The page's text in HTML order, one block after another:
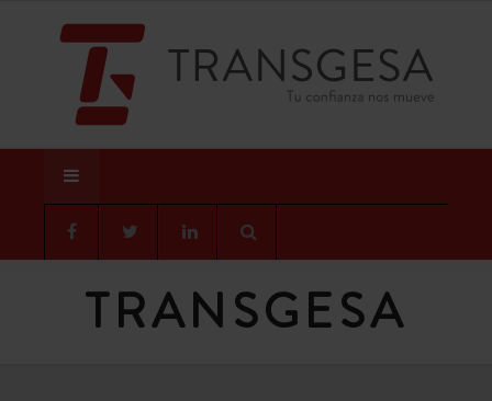
TRANSGESA